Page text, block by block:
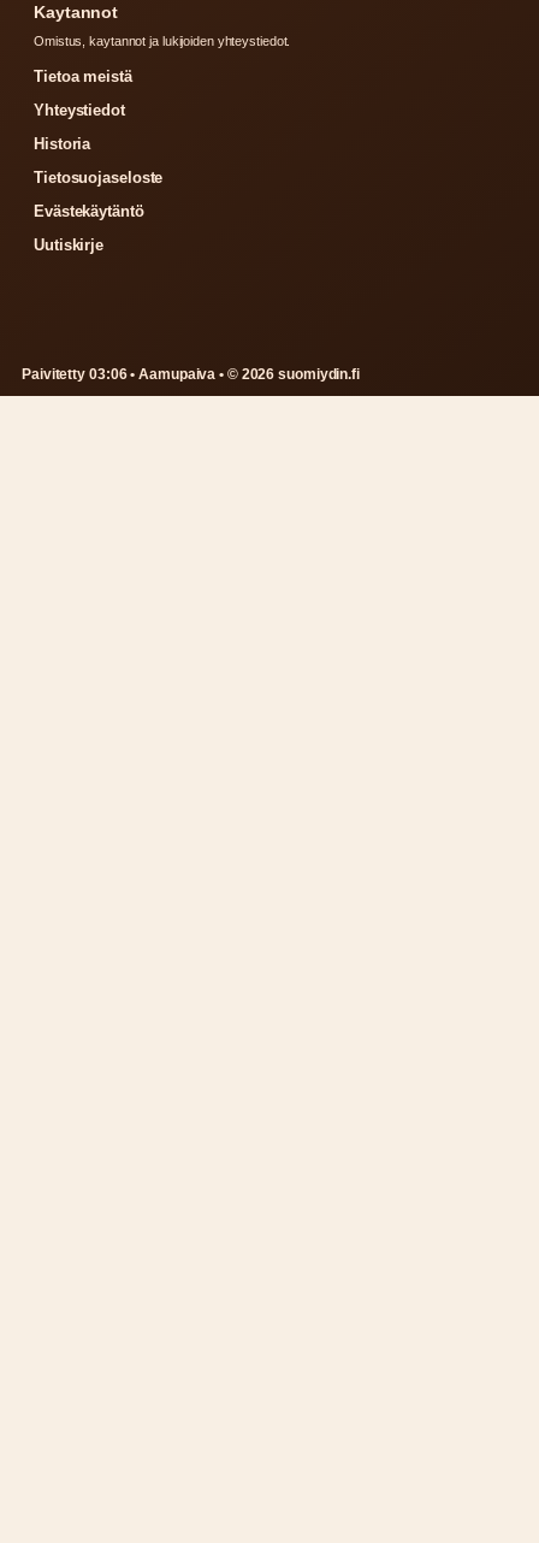
Kaytannot
Omistus, kaytannot ja lukijoiden yhteystiedot.
Tietoa meistä
Yhteystiedot
Historia
Tietosuojaseloste
Evästekäytäntö
Uutiskirje
Paivitetty 03:06 • Aamupaiva • © 2026 suomiydin.fi